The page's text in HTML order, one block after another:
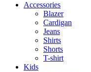
Accessories
Blazer
Cardigan
Jeans
Shirts
Shorts
T-shirt
Kids